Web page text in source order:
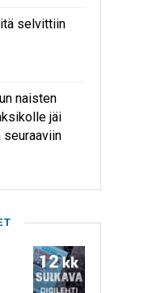
selvittiin
naisten
jäi
seuraaviin